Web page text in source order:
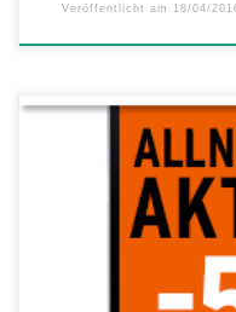
Veröffentlicht am
18/04/
otelo Allnet-Flat Aktion: 5
Grundgebühr und zusätzlich
können bereits ab 17,99
telefonieren und mit bis zu 1